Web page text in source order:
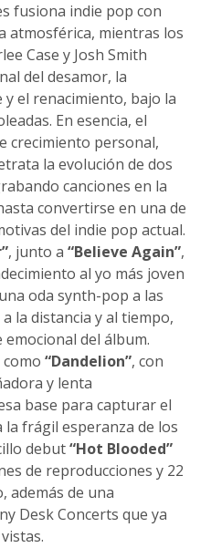
fusiona indie pop con
atmosférica, mientras los
Case y Josh Smith
del desamor, la
el renacimiento, bajo la
En esencia, el
crecimiento personal,
la evolución de dos
canciones en la
convertirse en una de
del indie pop actual.
, junto a“Believe Again”,
al yo más joven
oda synth-pop a las
la distancia y al tiempo,
del álbum.
como“Dandelion”, con
y lenta
base para capturar el
frágil esperanza de los
debut“Hot Blooded”
de reproducciones y 22
además de una
Desk Concerts que ya